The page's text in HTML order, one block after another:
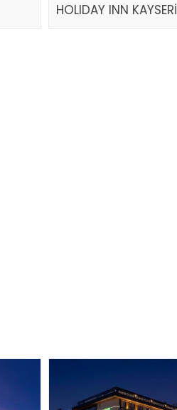
HOLIDAY INN KAYSERİ